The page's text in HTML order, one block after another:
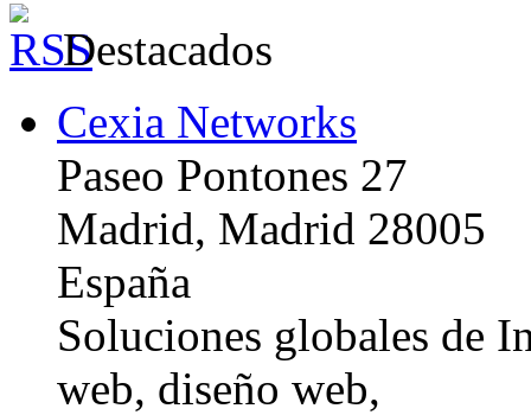
Destacados
Cexia Networks
Paseo Pontones 27
Madrid, Madrid 28005
España
Soluciones globales de
web, diseño web,